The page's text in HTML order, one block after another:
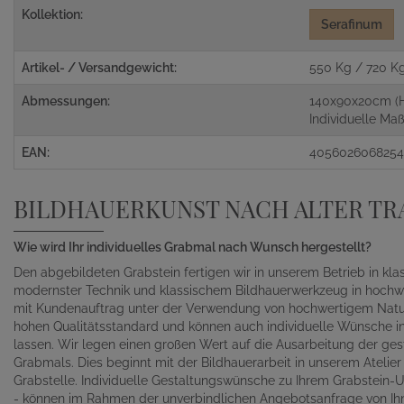
Kollektion:
Serafinum
Artikel- / Versandgewicht: 550 Kg / 720
Abmessungen:
140x90x20cm
Individuelle
EAN: 4056026068254
BILDHAUERKUNST NACH ALTER
Wie wird Ihr individuelles Grabmal nach Wunsch hergestellt?
Den abgebildeten Grabstein fertigen wir in unserem Betrieb in
modernster Technik und klassischem Bildhauerwerkzeug in
mit Kundenauftrag unter der Verwendung von hochwertigem
hohen Qualitätsstandard und können auch individuelle Wünsche
lassen. Wir legen einen großen Wert auf die Ausarbeitung der
Grabmals. Dies beginnt mit der Bildhauerarbeit in unserem
Grabstelle. Individuelle Gestaltungswünsche zu Ihrem Grabstein-
- können im Rahmen der unverbindlichen Angebotsanfrage von